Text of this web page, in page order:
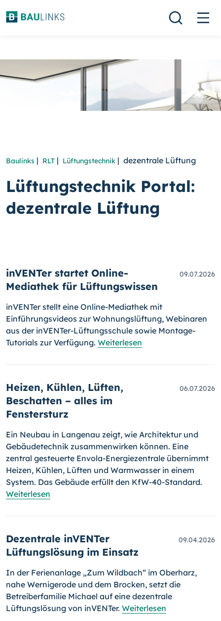
Baulinks | RLT | Lüftungstechnik | dezentrale Lüftung
Lüftungstechnik Portal:
dezentrale Lüftung
inVENTer startet Online-
Mediathek für Lüftungswissen
09.07.2026
inVENTer stellt eine Online-Mediathek mit
Einführungsvideos zur Wohnungslüftung, Webinaren
aus der inVENTer-Lüftungsschule sowie Montage-
Tutorials zur Verfügung. Weiterlesen
Heizen, Kühlen, Lüften,
Beschatten – alles im
Fenstersturz
06.07.2026
Ein Neubau in Langenau zeigt, wie Architektur und
Gebäudetechnik zusammenwirken können. Eine
zentral gesteuerte Envola-Energiezentrale übernimmt
Heizen, Kühlen, Lüften und Warmwasser in einem
System. Das Gebäude erfüllt den KfW-40-Standard.
Weiterlesen
Dezentrale inVENTer
Lüftungslösung im Einsatz
09.04.2026
In der Ferienanlage „Zum Wildbach“ im Oberharz,
nahe Wernigerode und dem Brocken, setzt die
Betreiberfamilie Michael auf eine dezentrale
Lüftungslösung von inVENTer. Weiterlesen